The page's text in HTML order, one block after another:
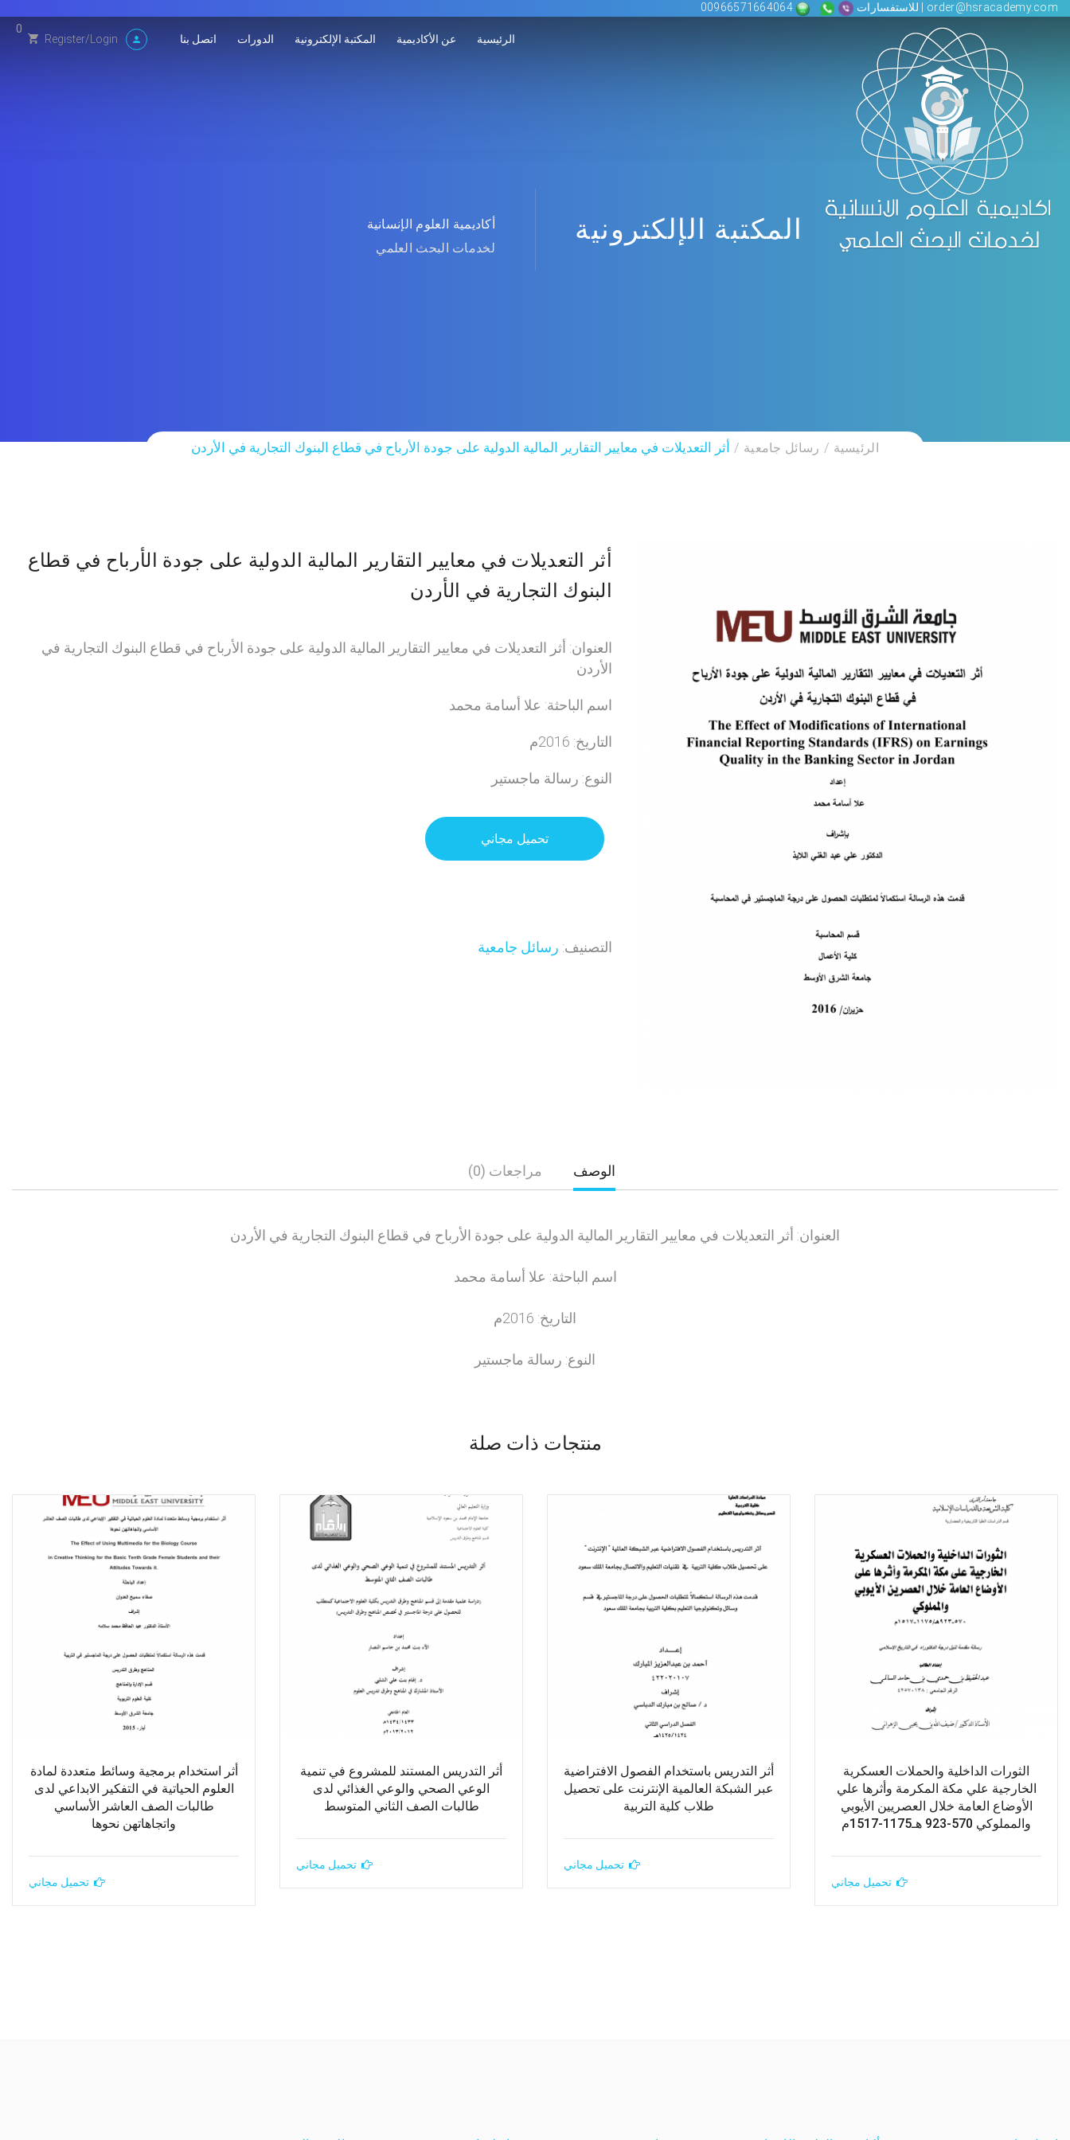
order@hsracademy.com | للاستفسارات 00966571664064
الرئيسية عن الأكاديمية المكتبة الإلكترونية الدورات اتصل بنا Register/Login
0
المكتبة الإلكترونية
أكاديمية العلوم الإنسانية
لخدمات البحث العلمي
الرئيسية رسائل جامعية أثر التعديلات في معايير التقارير المالية الدولية على جودة الأرباح في قطاع البنوك التجارية في الأردن
أثر التعديلات في معايير التقارير المالية الدولية على جودة الأرباح في قطاع
البنوك التجارية في الأردن
العنوان: أثر التعديلات في معايير التقارير المالية الدولية على جودة الأرباح في قطاع البنوك التجارية في
الأردن
اسم الباحثة: علا أسامة محمد
التاريخ: 2016م
النوع: رسالة ماجستير
تحميل مجاني
التصنيف: رسائل جامعية
الوصف مراجعات (0)
العنوان: أثر التعديلات في معايير التقارير المالية الدولية على جودة الأرباح في قطاع البنوك التجارية في الأردن
اسم الباحثة: علا أسامة محمد
التاريخ: 2016م
النوع: رسالة ماجستير
منتجات ذات صلة
الثورات الداخلية والحملات العسكرية
الخارجية علي مكة المكرمة وأثرها علي
الأوضاع العامة خلال العصريين الأيوبي
والمملوكي 570-923 هـ1175-1517م
تحميل مجاني
أثر التدريس باستخدام الفصول الافتراضية
عبر الشبكة العالمية الإنترنت على تحصيل
طلاب كلية التربية
تحميل مجاني
أثر التدريس المستند للمشروع في تنمية
الوعي الصحي والوعي الغذائي لدى
طالبات الصف الثاني المتوسط
تحميل مجاني
أثر استخدام برمجية وسائط متعددة لمادة
العلوم الحياتية في التفكير الابداعي لدى
طالبات الصف العاشر الأساسي
واتجاهاتهن نحوها
تحميل مجاني